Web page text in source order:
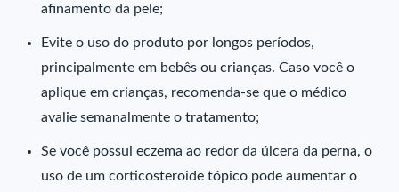
afinamento da pele;
Evite o uso do produto por longos períodos,
principalmente em bebês ou crianças. Caso você o
aplique em crianças, recomenda-se que o médico
avalie semanalmente o tratamento;
Se você possui eczema ao redor da úlcera da perna, o
uso de um corticosteroide tópico pode aumentar o